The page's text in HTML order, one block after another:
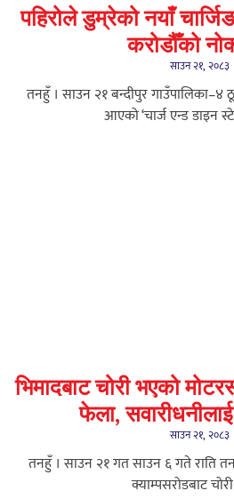
पहिरोले डुम्रेको नयाँ
करोडौँको
साउन २१, २०८३
तनहुँ । साउन २१ बन्दीपुर गाउँपालिका–४
आएको ‘चार्ज एन्ड डाइन
भिमादबाट चोरी भएको
फेला,
साउन २१, २०८३
तनहुँ । साउन २१ गत साउन ६ गते राति
क्याम्पसरोडबाट